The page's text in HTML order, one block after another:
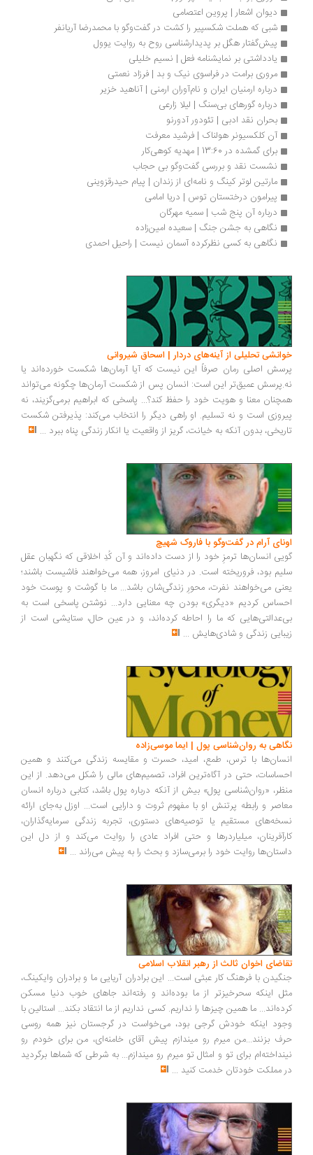
دیوان اشعار | پروین اعتصامی
شبی که هملت شکسپیر را کشت در گفت‌وگو با محمدرضا آریانفر
پیش‌گفتار هگل بر پدیدارشناسی روح به روایت یوول
یادداشتی بر نمایشنامه فعل | نسیم خلیلی
مروری برامت در فراسوی نیک و بد | فرزاد نعمتی
درباره ارمنیان ایران و نام‌آوران ارمنی | آناهید خزیر
درباره گورهای بی‌سنگ | لیلا زارعی
بحران نقد ادبی | تئودور آدورنو
آن کلکسیونر هولناک | فرشید معرفت
برای گمشده در 13:60 | مهدیه کوهی‌کار
نشست نقد و بررسی گفت‌وگو بی حجاب
مارتین لوتر کینگ و نامه‌ای از زندان | پیام حیدرقزوینی
پیرامون درختستان توس | دریا امامی
درباره آن پنج شب | سمیه مهرگان
نگاهی به جشن جنگ | سعیده امین‌زاده
نگاهی به کسی نظرکرده آسمان نیست | راحیل احمدی
تحلیلی از آینه‌های دردار | اسحاق شیروانی
اصلی رمان صرفاً این نیست که آیا آرمان‌ها شکست خورده‌اند یا
عمیق‌تر این است: انسان پس از شکست آرمان‌ها چگونه می‌تواند
معنا و هویت خود را حفظ کند؟... پاسخی که ابراهیم برمی‌گزیند، نه
است و نه تسلیم. او راهی دیگر را انتخاب می‌کند: پذیرفتن شکست
بدون آنکه به خیانت، گریز از واقعیت یا انکار زندگی پناه ببرد...
آرام در گفت‌وگو با فاروک شهیچ‭
انسان‌ها ترمزِ خود را از دست داده‌اند و آن کُدِ اخلاقی که نگهبان عقل
بود، فروریخته است. در دنیای امروز، همه می‌خواهند فاشیست باشند؛
می‌خواهند نفرت، محورِ زندگی‌شان باشد... ما با گوشت و پوست خود
کردیم «دیگری» بودن چه معنایی دارد... نوشتن پاسخی است به
که ما را احاطه کرده‌اند، و در عین حال، ستایشی است از
زندگی و شادی‌هایش...
به روان‌شناسی پول | ایما موسی‌زاده
با ترس، طمع، امید، حسرت و مقایسه زندگی می‌کنند و همین
حتی در آگاه‌ترین افراد، تصمیم‌های مالی را شکل می‌دهد. از این
«روان‌شناسی پول» بیش از آنکه درباره پول باشد، کتابی درباره انسان
و رابطه پرتنش او با مفهوم ثروت و دارایی است... اوزل به‌جای ارائه
مستقیم یا توصیه‌های دستوری، تجربه زندگی سرمایه‌گذاران،
میلیاردرها و حتی افراد عادی را روایت می‌کند و از دل این
روایت خود را برمی‌سازد و بحث را به پیش می‌راند ...
اخوان ثالث از رهبر انقلاب اسلامی
با فرهنگ کار عبثی است... این برادران آریایی ما و برادران وایکینگ،
اینکه سحرخیزتر از ما بوده‌اند و رفته‌اند جاهای خوب دنیا مسکن
ما همین چیزها را نداریم. کسی نداریم از ما انتقاد بکند... استالین با
اینکه خودش گرجی بود، می‌خواست در گرجستان نیز همه روسی
بزنند...من میرم رو میندازم پیش آقای خامنه‌ای، من برای خودم رو
برای تو و امثال تو میرم رو میندازم... به شرطی که شماها برگردید
مملکت خودتان خدمت کنید...